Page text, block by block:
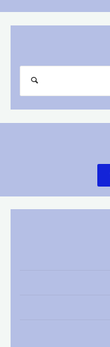
חיפוש